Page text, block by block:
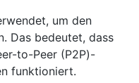
um den
Das bedeutet, dass
to-Peer (P2P)-
funktioniert.